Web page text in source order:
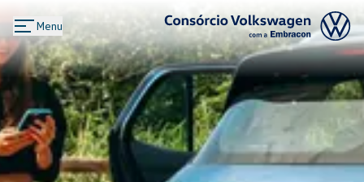
Menu
Logo Consórcio Volkswagen com